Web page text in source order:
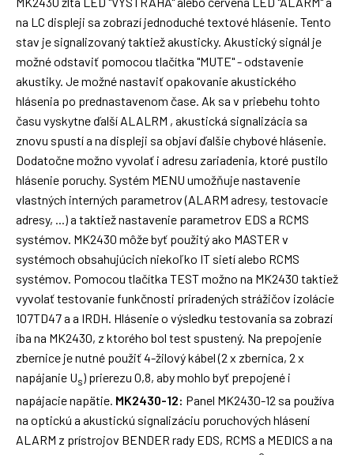
na LC displeji sa zobrazí jednoduché textové hlásenie. Tento
stav je signalizovaný taktiež akusticky. Akustický signál je
možné odstaviť pomocou tlačítka "MUTE" - odstavenie
akustiky. Je možné nastaviť opakovanie akustického
hlásenia po prednastavenom čase. Ak sa v priebehu tohto
času vyskytne ďalší ALALRM , akustická signalizácia sa
znovu spustí a na displeji sa objaví ďalšie chybové hlásenie.
Dodatočne možno vyvolať i adresu zariadenia, ktoré pustilo
hlásenie poruchy. Systém MENU umožňuje nastavenie
vlastných interných parametrov (ALARM adresy, testovacie
adresy, ...) a taktiež nastavenie parametrov EDS a RCMS
systémov. MK2430 môže byť použitý ako MASTER v
systémoch obsahujúcich niekoľko IT sietí alebo RCMS
systémov. Pomocou tlačítka TEST možno na MK2430 taktiež
vyvolať testovanie funkčnosti priradených strážičov izolácie
107TD47 a a IRDH. Hlásenie o výsledku testovania sa zobrazí
iba na MK2430, z ktorého bol test spustený. Na prepojenie
zbernice je nutné použiť 4-žilový kábel (2 x zbernica, 2 x
napájanie Us) prierezu 0,8, aby mohlo byť prepojené i
napájacie napätie. MK2430-12: Panel MK2430-12 sa používa
na optickú a akustickú signalizáciu poruchových hlásení
ALARM z prístrojov BENDER rady EDS, RCMS a MEDICS a na